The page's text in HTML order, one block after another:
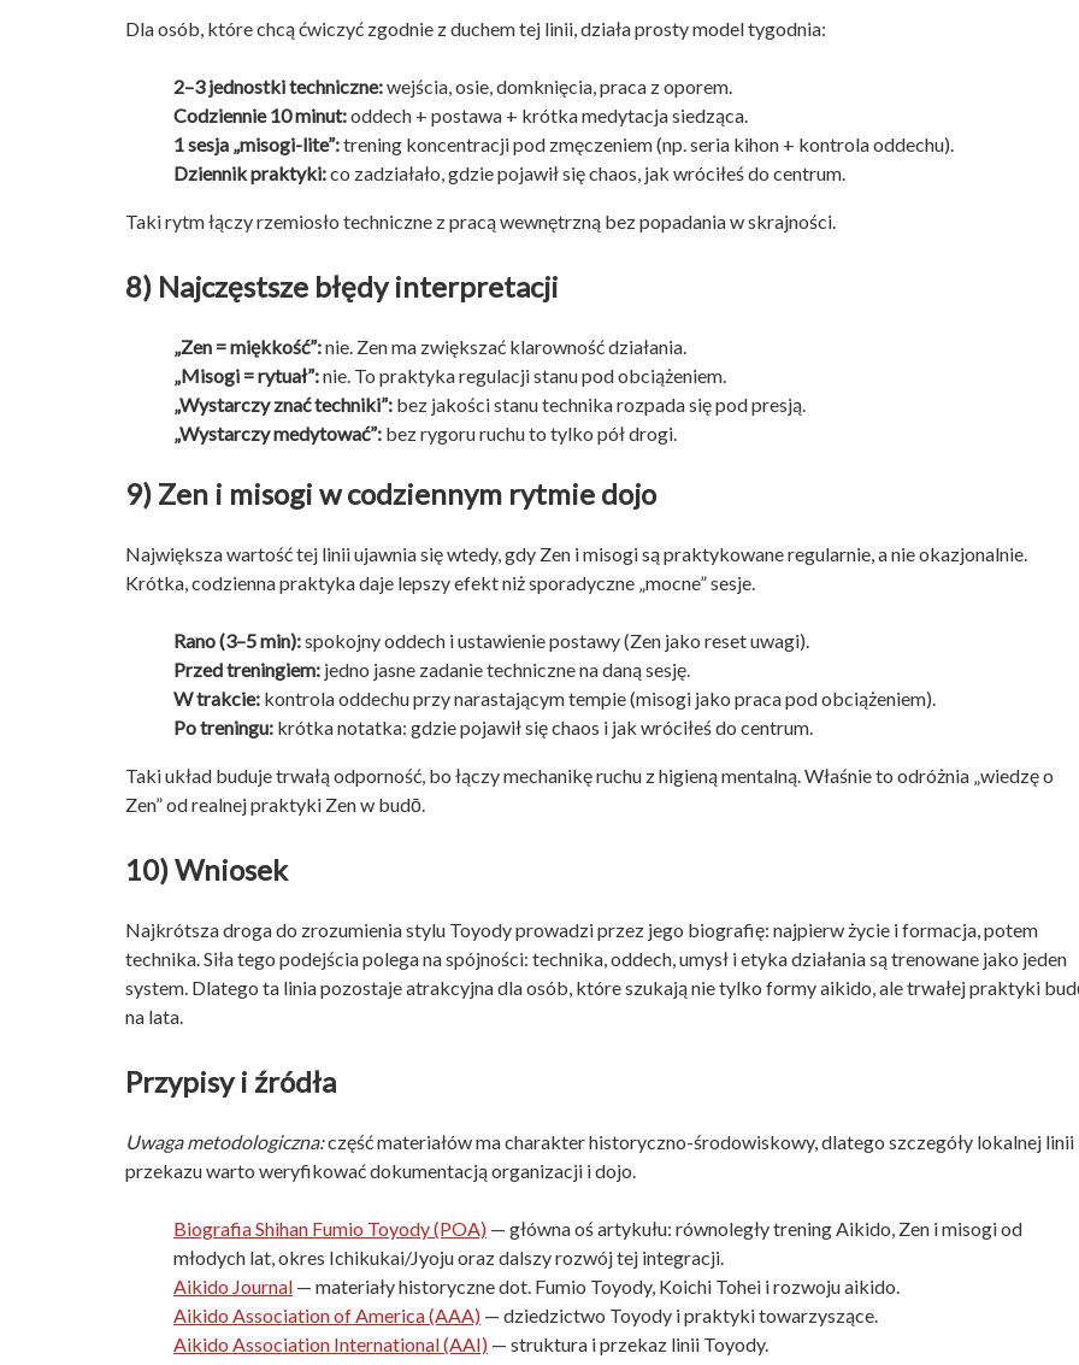
Dla osób, które chcą ćwiczyć zgodnie z duchem tej linii, działa prosty model tygodnia:
2–3 jednostki techniczne:wejścia, osie, domknięcia, praca z oporem.
Codziennie 10 minut:oddech + postawa + krótka medytacja siedząca.
1 sesja „misogi-lite”:trening koncentracji pod zmęczeniem (np. seria kihon + kontrola oddechu).
Dziennik praktyki:co zadziałało, gdzie pojawił się chaos, jak wróciłeś do centrum.
Taki rytm łączy rzemiosło techniczne z pracą wewnętrzną bez popadania w skrajności.
8) Najczęstsze błędy interpretacji
„Zen = miękkość”:nie. Zen ma zwiększać klarowność działania.
„Misogi = rytuał”:nie. To praktyka regulacji stanu pod obciążeniem.
„Wystarczy znać techniki”: bez jakości stanu technika rozpada się pod presją.
„Wystarczy medytować”: bez rygoru ruchu to tylko pół drogi.
9) Zen i misogi w codziennym rytmie dojo
Największa wartość tej linii ujawnia się wtedy, gdy Zen i misogi są praktykowane regularnie, a nie okazjonalnie.
Krótka, codzienna praktyka daje lepszy efekt niż sporadyczne „mocne” sesje.
Rano (3–5 min):spokojny oddech i ustawienie postawy (Zen jako reset uwagi).
Przed treningiem: jedno jasne zadanie techniczne na daną sesję.
W trakcie: kontrola oddechu przy narastającym tempie (misogi jako praca pod obciążeniem).
Po treningu: krótka notatka: gdzie pojawił się chaos i jak wróciłeś do centrum.
Taki układ buduje trwałą odporność, bo łączy mechanikę ruchu z higieną mentalną. Właśnie to odróżnia „wiedzę o
Zen” od realnej praktyki Zen w budō.
10) Wniosek
Najkrótsza droga do zrozumienia stylu Toyody prowadzi przez jego biografię: najpierw życie i formacja, potem
technika. Siła tego podejścia polega na spójności: technika, oddech, umysł i etyka działania są trenowane jako jeden
system. Dlatego ta linia pozostaje atrakcyjna dla osób, które szukają nie tylko formy aikido, ale trwałej praktyki
na lata.
Przypisy i źródła
Uwaga metodologiczna:część materiałów ma charakter historyczno-środowiskowy, dlatego szczegóły lokalnej linii
przekazu warto weryfikować dokumentacją organizacji i dojo.
Biografia Shihan Fumio Toyody (POA) — główna oś artykułu: równoległy trening Aikido, Zen i misogi od
młodych lat, okres Ichikukai/Jyoju oraz dalszy rozwój tej integracji.
Aikido Journal — materiały historyczne dot. Fumio Toyody, Koichi Tohei i rozwoju aikido.
Aikido Association of America (AAA) — dziedzictwo Toyody i praktyki towarzyszące.
Aikido Association International (AAI) — struktura i przekaz linii Toyody.